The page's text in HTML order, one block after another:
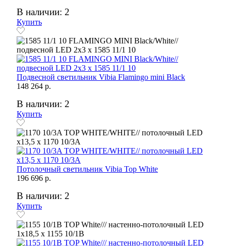
В наличии: 2
Купить
Подвесной светильник Vibia Flamingo mini Black
148 264 р.
В наличии: 2
Купить
Потолочный светильник Vibia Top White
196 696 р.
В наличии: 2
Купить